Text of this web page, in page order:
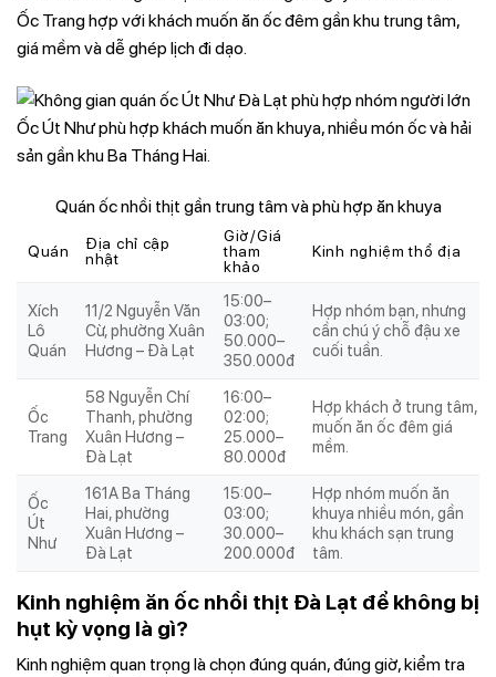
Ốc Trang hợp với khách muốn ăn ốc đêm gần khu trung tâm,
giá mềm và dễ ghép lịch đi dạo.
Ốc Út Như phù hợp khách muốn ăn khuya, nhiều món ốc và hải
sản gần khu Ba Tháng Hai.
Quán ốc nhồi thịt gần trung tâm và phù hợp ăn khuya
Quán
Địa chỉ cập
nhật
Giờ/Giá
tham
khảo
Kinh nghiệm thổ địa
Xích
Lô
Quán
11/2 Nguyễn Văn
Cừ, phường Xuân
Hương – Đà Lạt
15:00–
03:00;
50.000–
350.000đ
Hợp nhóm bạn, nhưng
cần chú ý chỗ đậu xe
cuối tuần.
Ốc
Trang
58 Nguyễn Chí
Thanh, phường
Xuân Hương –
Đà Lạt
16:00–
02:00;
25.000–
80.000đ
Hợp khách ở trung tâm,
muốn ăn ốc đêm giá
mềm.
Ốc
Út
Như
161A Ba Tháng
Hai, phường
Xuân Hương –
Đà Lạt
15:00–
03:00;
30.000–
200.000đ
Hợp nhóm muốn ăn
khuya nhiều món, gần
khu khách sạn trung
tâm.
Kinh nghiệm ăn ốc nhồi thịt Đà Lạt để không bị
hụt kỳ vọng là gì?
Kinh nghiệm quan trọng là chọn đúng quán, đúng giờ, kiểm tra